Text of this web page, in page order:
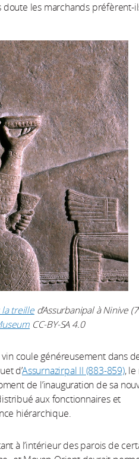
doute les marchands préfèrent-
la treilled’Assurbanipal à Ninive (7
CC-BY-SA 4.0
coule généreusement dans
d’Assurnazirpal II (883-859), le
de l’inauguration de sa
aux fonctionnaires et
hiérarchique.
à l’intérieur des parois de